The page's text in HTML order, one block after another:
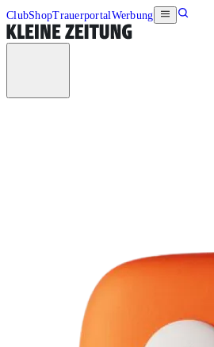
ClubShopTrauerportalWerbung